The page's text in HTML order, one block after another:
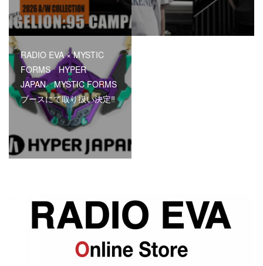
RADIO EVA × MYSTIC
FORMS HYPER
JAPAN MYSTIC FORMS
ブースにて取り扱い決定‼︎